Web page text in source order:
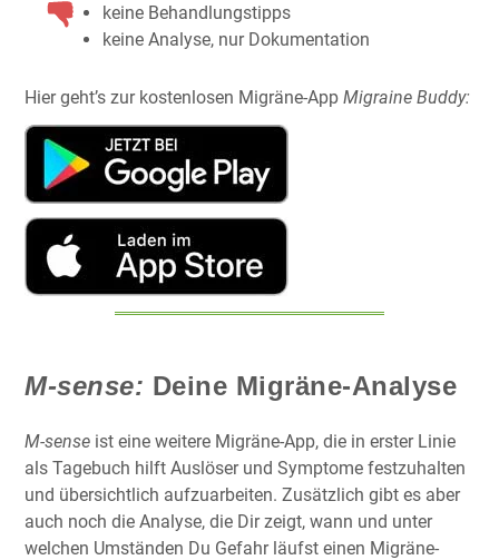
keine Behandlungstipps
keine Analyse, nur Dokumentation
Hier geht’s zur kostenlosen Migräne-App Migraine Buddy:
M-sense: Deine Migräne-Analyse
M-sense ist eine weitere Migräne-App, die in erster Linie
als Tagebuch hilft Auslöser und Symptome festzuhalten
und übersichtlich aufzuarbeiten. Zusätzlich gibt es aber
auch noch die Analyse, die Dir zeigt, wann und unter
welchen Umständen Du Gefahr läufst einen Migräne-